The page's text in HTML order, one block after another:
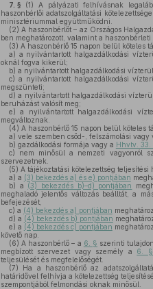
7. § (1) A pályázati felhívásnak
haszonbérlői adatszolgáltatási
minisztériummal együttműködni.
(2) A haszonbérlőt – az Országos
ben meghatározott, valamint a
(3) A haszonbérlő 15 napon belül köteles
a) a nyilvántartott halgazdálkodási
oknál fogva kikerül;
b) a nyilvántartott halgazdálkodási
c) a nyilvántartott halgazdálkodási
megszünteti;
d) a nyilvántartott halgazdálkodási
beruházást valósít meg;
e) a nyilvántartott halgazdálkodási
megváltoznak.
(4) A haszonbérlő 15 napon belül köteles
a) vele szemben csőd-, felszámolási vagy
b) gazdálkodási formája vagy a Hhvtv. 33.
c) nem minősül a nemzeti vagyonról
szervezetnek.
(5) A tájékoztatási kötelezettség
a) a (3) bekezdés a) és e) pontjában
b) a (3) bekezdés b)–d) pontjában
meghaladó jelentős változás beálltát, a
befejezését,
c) a (4) bekezdés a) pontjában
d) a (4) bekezdés b) pontjában
e) a (4) bekezdés c) pontjában
követő nap.
(6) A haszonbérlő – a 6. § szerinti
megbízott szervezet vagy személy a 6. §
teljesülését és megfelelőségét.
(7) Ha a haszonbérlő az
határidővel felhívja a kötelezettség
szempontjából felmondási oknak minősül.